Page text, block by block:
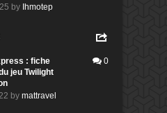
by Ihmotep
: fiche
jeu Twilight
by mattravel
0